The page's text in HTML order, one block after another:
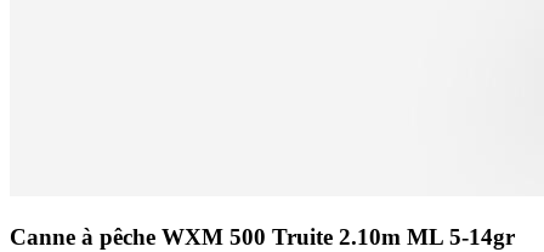
Canne à pêche WXM 500 Truite 2.10m ML 5-14gr